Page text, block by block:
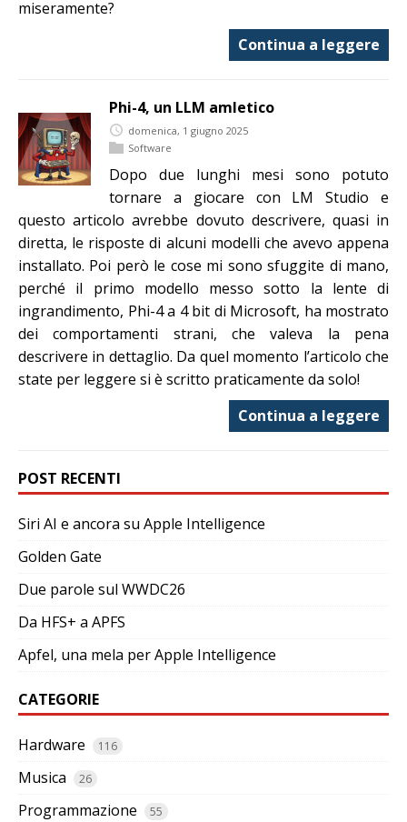
miseramente?
Continua a leggere
Phi-4, un LLM amletico
domenica, 1 giugno 2025
Software
Dopo due lunghi mesi sono potuto
tornare a giocare con LM Studio e
questo articolo avrebbe dovuto descrivere, quasi in
diretta, le risposte di alcuni modelli che avevo appena
installato. Poi però le cose mi sono sfuggite di mano,
perché il primo modello messo sotto la lente di
ingrandimento, Phi-4 a 4 bit di Microsoft, ha mostrato
dei comportamenti strani, che valeva la pena
descrivere in dettaglio. Da quel momento l’articolo che
state per leggere si è scritto praticamente da solo!
Continua a leggere
POST RECENTI
Siri AI e ancora su Apple Intelligence
Golden Gate
Due parole sul WWDC26
Da HFS+ a APFS
Apfel, una mela per Apple Intelligence
CATEGORIE
Hardware 116
Musica 26
Programmazione 55